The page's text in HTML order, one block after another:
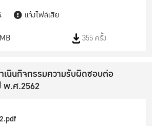
แจ้งไฟล์เสีย
355 ครั้ง
เนินกิจกรรมความรับผิดชอบต่อ
พ.ศ.2562